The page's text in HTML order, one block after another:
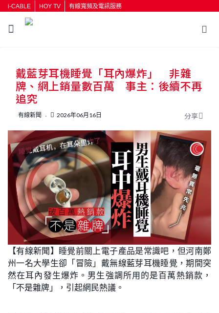
i-CABLE HOY TV 有線寬頻及電訊服務
按輸入鍵開始搜尋
戴藍芽耳機睡覺「耳內爆炸」 非雜
牌、網上銷量數百萬 事主：後續不再
追究
有線新聞 2026年06月16日 分享
【有線新聞】睡覺前關上電子產品是常識吧，但河南鄭
州一名大學生卻「冒險」戴無線藍芽耳機睡覺，期間突
然在耳內發生爆炸。男生強調所用的是百萬熱銷款，
「不是雜牌」，引起網民熱議。